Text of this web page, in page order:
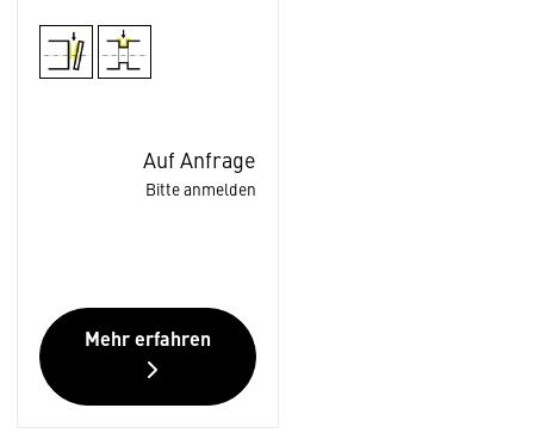
Auf Anfrage
Bitte anmelden
Mehr erfahren